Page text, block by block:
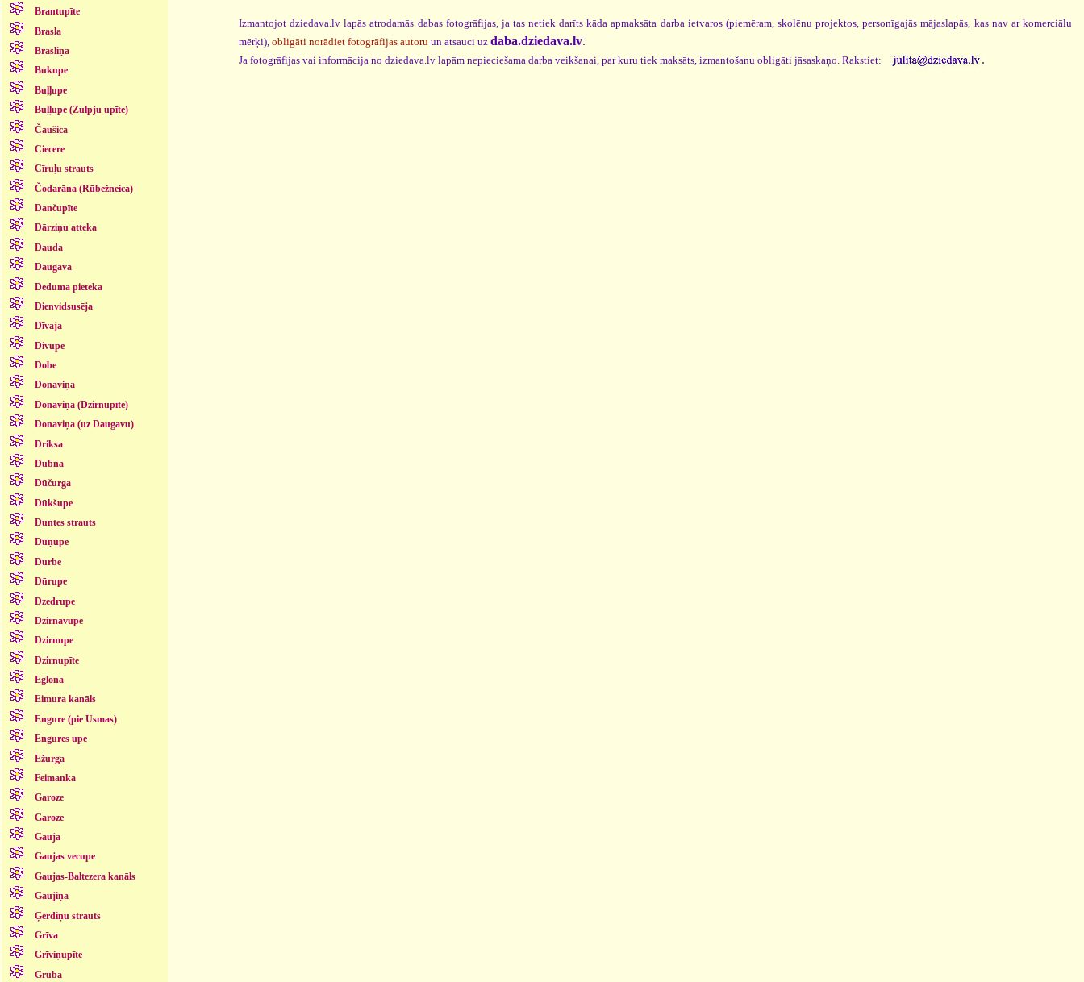
Brantupīte
Brasla
Brasliņa
Bukupe
Buļļupe
Buļļupe (Zulpju upīte)
Čaušica
Ciecere
Cīruļu strauts
Čodarāna (Rūbežneica)
Dančupīte
Dārziņu atteka
Dauda
Daugava
Deduma pieteka
Dienvidsusēja
Dīvaja
Divupe
Dobe
Donaviņa
Donaviņa (Dzirnupīte)
Donaviņa (uz Daugavu)
Driksa
Dubna
Dūčurga
Dūkšupe
Duntes strauts
Dūņupe
Durbe
Dūrupe
Dzedrupe
Dzirnavupe
Dzirnupe
Dzirnupīte
Eglona
Eimura kanāls
Engure (pie Usmas)
Engures upe
Ežurga
Feimanka
Garoze
Garoze
Gauja
Gaujas vecupe
Gaujas-Baltezera kanāls
Gaujiņa
Ģērdiņu strauts
Grīva
Grīviņupīte
Grūba
Izmantojot dziedava.lv lapās atrodamās dabas fotogrāfijas, ja tas netiek darīts kāda apmaksāta darba ietvaros (piemēram, skolēnu projektos, personīgajās mājaslapās, kas nav ar komerciālu
mērķi), obligāti norādiet fotogrāfijas autoru un atsauci uz daba.dziedava.lv.
Ja fotogrāfijas vai informācija no dziedava.lv lapām nepieciešama darba veikšanai, par kuru tiek maksāts, izmantošanu obligāti jāsaskaņo. Rakstiet: .